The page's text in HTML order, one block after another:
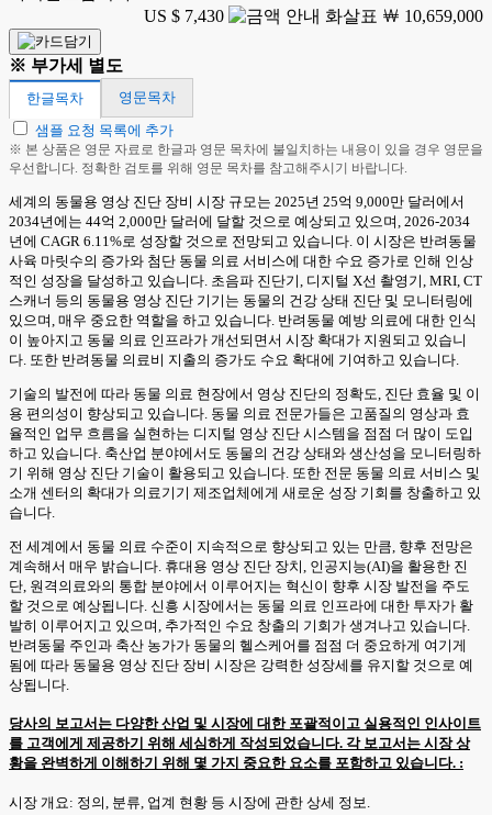
US $ 7,430
￦ 10,659,000
※ 부가세 별도
한글목차
영문목차
샘플 요청 목록에 추가
※ 본 상품은 영문 자료로 한글과 영문 목차에 불일치하는 내용이 있을 경우 영문을
우선합니다. 정확한 검토를 위해 영문 목차를 참고해주시기 바랍니다.
세계의 동물용 영상 진단 장비 시장 규모는 2025년 25억 9,000만 달러에서
2034년에는 44억 2,000만 달러에 달할 것으로 예상되고 있으며, 2026-2034
년에 CAGR 6.11%로 성장할 것으로 전망되고 있습니다. 이 시장은 반려동물
사육 마릿수의 증가와 첨단 동물 의료 서비스에 대한 수요 증가로 인해 인상
적인 성장을 달성하고 있습니다. 초음파 진단기, 디지털 X선 촬영기, MRI, CT
스캐너 등의 동물용 영상 진단 기기는 동물의 건강 상태 진단 및 모니터링에
있으며, 매우 중요한 역할을 하고 있습니다. 반려동물 예방 의료에 대한 인식
이 높아지고 동물 의료 인프라가 개선되면서 시장 확대가 지원되고 있습니
다. 또한 반려동물 의료비 지출의 증가도 수요 확대에 기여하고 있습니다.
기술의 발전에 따라 동물 의료 현장에서 영상 진단의 정확도, 진단 효율 및 이
용 편의성이 향상되고 있습니다. 동물 의료 전문가들은 고품질의 영상과 효
율적인 업무 흐름을 실현하는 디지털 영상 진단 시스템을 점점 더 많이 도입
하고 있습니다. 축산업 분야에서도 동물의 건강 상태와 생산성을 모니터링하
기 위해 영상 진단 기술이 활용되고 있습니다. 또한 전문 동물 의료 서비스 및
소개 센터의 확대가 의료기기 제조업체에게 새로운 성장 기회를 창출하고 있
습니다.
전 세계에서 동물 의료 수준이 지속적으로 향상되고 있는 만큼, 향후 전망은
계속해서 매우 밝습니다. 휴대용 영상 진단 장치, 인공지능(AI)을 활용한 진
단, 원격의료와의 통합 분야에서 이루어지는 혁신이 향후 시장 발전을 주도
할 것으로 예상됩니다. 신흥 시장에서는 동물 의료 인프라에 대한 투자가 활
발히 이루어지고 있으며, 추가적인 수요 창출의 기회가 생겨나고 있습니다.
반려동물 주인과 축산 농가가 동물의 헬스케어를 점점 더 중요하게 여기게
됨에 따라 동물용 영상 진단 장비 시장은 강력한 성장세를 유지할 것으로 예
상됩니다.
당사의 보고서는 다양한 산업 및 시장에 대한 포괄적이고 실용적인 인사이트
를 고객에게 제공하기 위해 세심하게 작성되었습니다. 각 보고서는 시장 상
황을 완벽하게 이해하기 위해 몇 가지 중요한 요소를 포함하고 있습니다. :
시장 개요: 정의, 분류, 업계 현황 등 시장에 관한 상세 정보.